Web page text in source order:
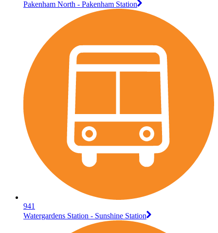
Pakenham North - Pakenham Station
941
Watergardens Station - Sunshine Station